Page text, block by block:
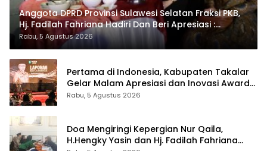
Anggota DPRD Provinsi Sulawesi Selatan Fraksi PKB,
Hj. Fadilah Fahriana Hadiri Dan Beri Apresiasi :
Takalar Menyalakan Lentera Pengabdian Melalui
Malam Apresiasi dan Inovasi Award 2026
Rabu, 5 Agustus 2026
Pertama di Indonesia, Kabupaten Takalar
Gelar Malam Apresiasi dan Inovasi Award
2026: Panggung Penghargaan bagi
Rabu, 5 Agustus 2026
Doa Mengiringi Kepergian Nur Qaila,
H.Hengky Yasin dan Hj. Fadilah Fahriana